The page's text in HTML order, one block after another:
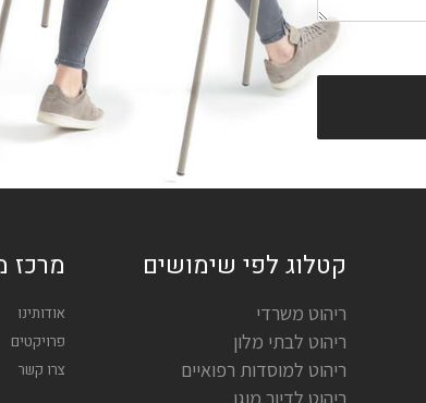
קטלוג לפי שימושים
ריהוט משרדי
ריהוט לבתי מלון
ריהוט למוסדות רפואיים
מרכז
אודותינו
פרויקטים
צרו קשר